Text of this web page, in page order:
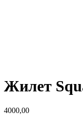
Жилет
4000,00